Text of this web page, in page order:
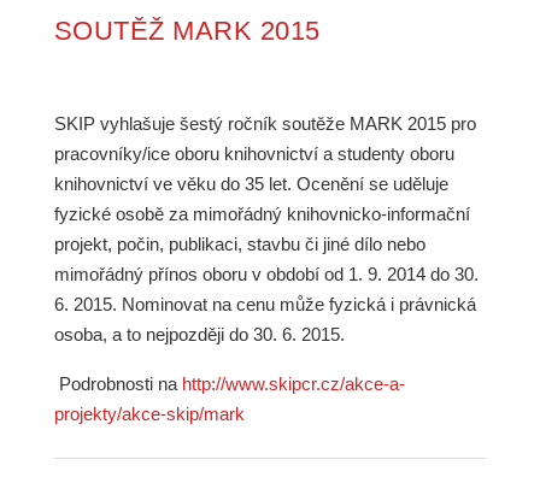
SOUTĚŽ MARK 2015
SKIP vyhlašuje šestý ročník soutěže MARK 2015 pro
pracovníky/ice oboru knihovnictví a studenty oboru
knihovnictví ve věku do 35 let. Ocenění se uděluje
fyzické osobě za mimořádný knihovnicko-informační
projekt, počin, publikaci, stavbu či jiné dílo nebo
mimořádný přínos oboru v období od 1. 9. 2014 do 30.
6. 2015. Nominovat na cenu může fyzická i právnická
osoba, a to nejpozději do 30. 6. 2015.
Podrobnosti na http://www.skipcr.cz/akce-a-
projekty/akce-skip/mark